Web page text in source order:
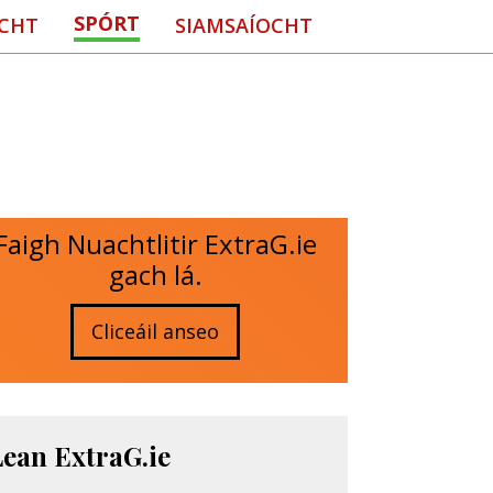
SPÓRT SIAMSAÍOCHT
Nuachtlitir ExtraG.ie
gach lá.
Cliceáil anseo
ExtraG.ie